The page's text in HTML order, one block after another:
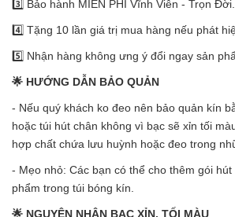
3️⃣ Bảo hành MIỄN PHÍ Vĩnh Viễn - Trọn Đời.
4️⃣ Tặng 10 lần giá trị mua hàng nếu phát
5️⃣ Nhận hàng không ưng ý đổi ngay sản
🌟 HƯỚNG DẪN BẢO QUẢN
- Nếu quý khách ko đeo nên bảo quản kín
hoặc túi hút chân không vì bạc sẽ xỉn tối
hợp chất chứa lưu huỳnh hoặc đeo trong
- Mẹo nhỏ: Các bạn có thể cho thêm gói
phẩm trong túi bóng kín.
🌟 NGUYÊN NHÂN BẠC XỈN, TỐI MÀU